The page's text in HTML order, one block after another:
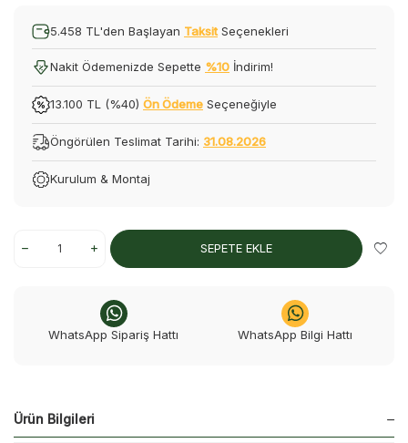
5.458 TL'den Başlayan Taksit Seçenekleri
Nakit Ödemenizde Sepette %10 İndirim!
13.100 TL (%40) Ön Ödeme Seçeneğiyle
Öngörülen Teslimat Tarihi: 31.08.2026
Kurulum & Montaj
SEPETE EKLE
WhatsApp Sipariş Hattı WhatsApp Bilgi Hattı
Ürün Bilgileri